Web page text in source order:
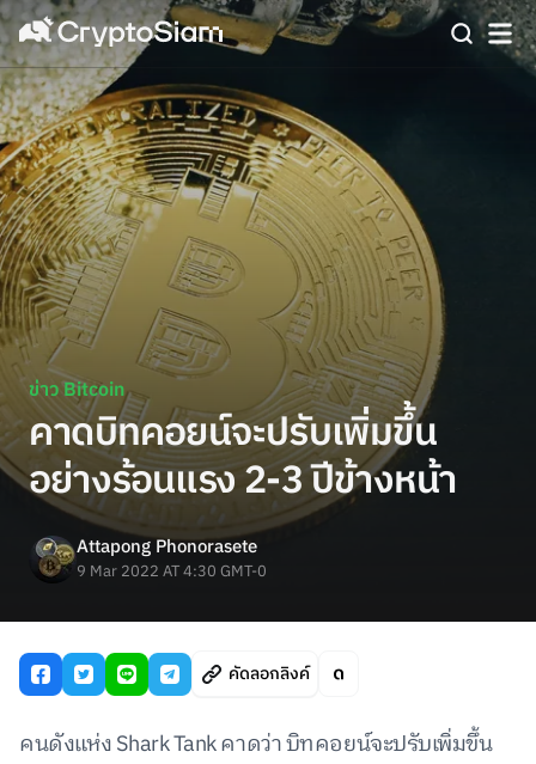
ข่าว Bitcoin
คาดบิทคอยน์จะปรับเพิ่มขึ้น
อย่างร้อนแรง 2-3 ปีข้างหน้า
Attapong Phonorasete
9 Mar 2022 AT 4:30 GMT-0
คัดลอกลิงค์
คนดังแห่ง Shark Tank คาดว่า บิทคอยน์จะปรับเพิ่มขึ้น